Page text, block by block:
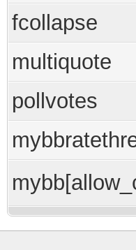
fcollapse
multiquote
pollvotes